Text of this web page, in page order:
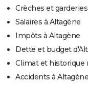
Crèches et
Salaires à Altagène
Impôts à Altagène
Dette et budget
Climat et historique
Accidents à Altagène